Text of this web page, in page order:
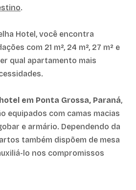
.
Hotel, você encontra
com 21 m², 24 m², 27 m² e
qual apartamento mais
hotel em Ponta Grossa, Paraná,
equipados com camas macias
e armário. Dependendo da
também dispõem de mesa
lo nos compromissos